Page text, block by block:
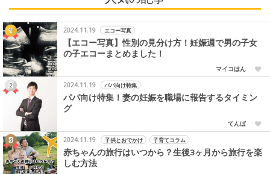
2024.11.19 エコー写真
【エコー写真】性別の見分け方！妊娠週で男の子女
の子エコーまとめました！
マイコはん
2024.11.19
パパ向け特集
パパ向け特集！妻の妊娠を職場に報告するタイミン
グ
てんぱ
2024.11.19
子供とおでかけ 子育てコラム
赤ちゃんの旅行はいつから？生後3ヶ月から旅行を楽
しむ方法